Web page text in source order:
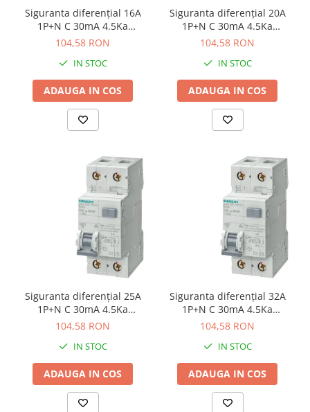
Siguranta diferenţial 16A
1P+N C 30mA 4.5Ka
Siemens 5SU1353-1KK16
104,58 RON
IN STOC
ADAUGA IN COS
Siguranta diferenţial 20A
1P+N C 30mA 4.5Ka
Siemens 5SU1353-1KK20
104,58 RON
IN STOC
ADAUGA IN COS
Siguranta diferenţial 25A
1P+N C 30mA 4.5Ka
Siemens 5SU1353-1KK25
104,58 RON
IN STOC
ADAUGA IN COS
Siguranta diferenţial 32A
1P+N C 30mA 4.5Ka
Siemens 5SU1353-1KK32
104,58 RON
IN STOC
ADAUGA IN COS